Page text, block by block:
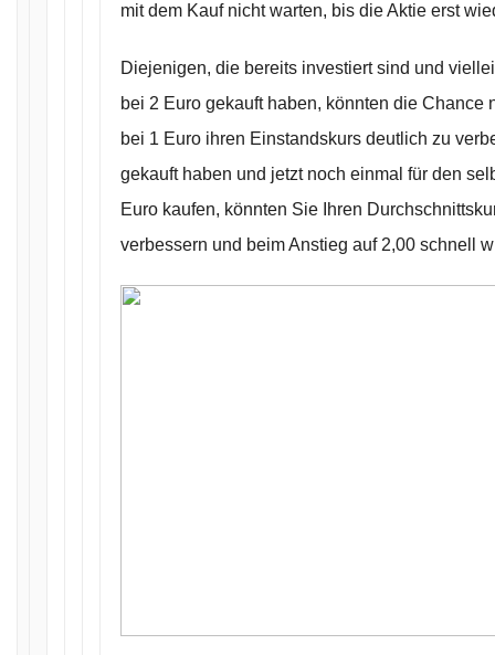
mit dem Kauf nicht warten, bis die Aktie erst
Diejenigen, die bereits investiert sind und
bei 2 Euro gekauft haben, könnten die Chance
bei 1 Euro ihren Einstandskurs deutlich zu
gekauft haben und jetzt noch einmal für den
Euro kaufen, könnten Sie Ihren
verbessern und beim Anstieg auf 2,00 schnell